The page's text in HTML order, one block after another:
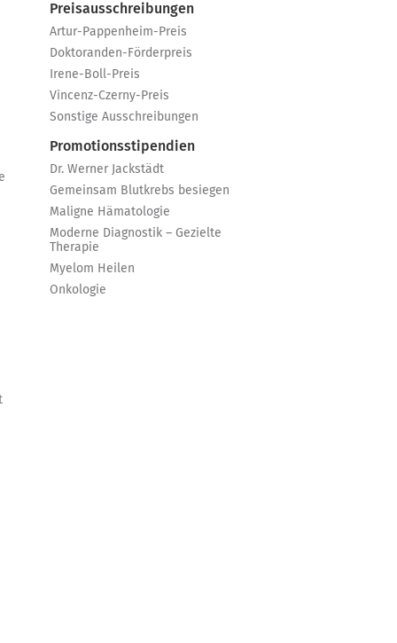
Preisausschreibungen
Artur-Pappenheim-Preis
Doktoranden-Förderpreis
Irene-Boll-Preis
Vincenz-Czerny-Preis
Sonstige Ausschreibungen
Promotionsstipendien
Dr. Werner Jackstädt
Gemeinsam Blutkrebs besiegen
Maligne Hämatologie
Moderne Diagnostik – Gezielte
Therapie
Myelom Heilen
Onkologie